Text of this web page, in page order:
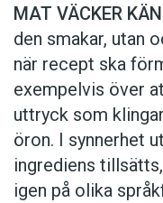
MAT VÄCKER
den smakar, utan
när recept ska
exempelvis över
uttryck som
öron. I synnerhet
ingrediens
igen på olika